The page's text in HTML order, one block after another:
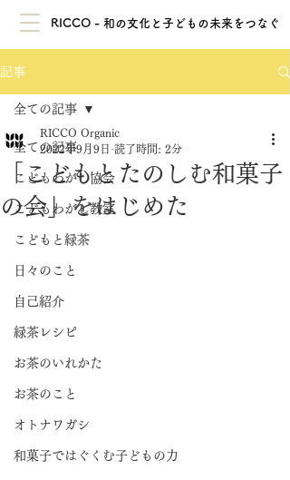
RICCO - 和の文化と子どもの未来をつなぐ
記事
全ての記事
こどもわがし協会
こどもわがし教室
こどもと緑茶
日々のこと
自己紹介
緑茶レシピ
お茶のいれかた
お茶のこと
オトナワガシ
和菓子ではぐくむ子どもの力
全ての記事
「こどもとたのしむ和菓子
の会」をはじめた
RICCO Organic
2022年9月9日 読了時間: 2分